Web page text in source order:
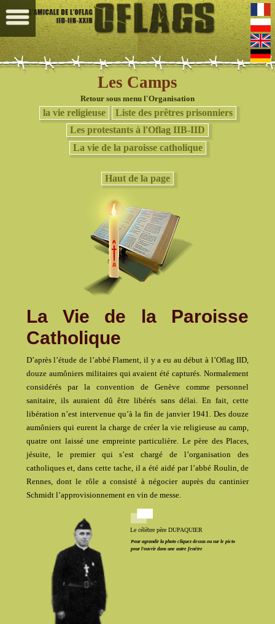
Les Camps
Retour sous menu l'Organisation
la vie religieuse
Liste des prêtres prisonniers
Les protestants à l'Oflag IIB-IID
La vie de la paroisse catholique
Haut de la page
La Vie de la Paroisse
Catholique
D’après l’étude de l’abbé Flament, il y a eu au début à l’Oflag IID,
douze aumôniers militaires qui avaient été capturés. Normalement
considérés par la convention de Genève comme personnel
sanitaire, ils auraient dû être libérés sans délai. En fait, cette
libération n’est intervenue qu’à la fin de janvier 1941. Des douze
aumôniers qui eurent la charge de créer la vie religieuse au camp,
quatre ont laissé une empreinte particulière. Le père des Places,
jésuite, le premier qui s’est chargé de l’organisation des
catholiques et, dans cette tache, il a été aidé par l’abbé Roulin, de
Rennes, dont le rôle a consisté à négocier auprès du cantinier
Schmidt l’approvisionnement en vin de messe.
Le célèbre père DUPAQUIER
Pour agrandir la photo cliquez dessus ou sur le picto
pour l'ouvrir dans une autre fenêtre